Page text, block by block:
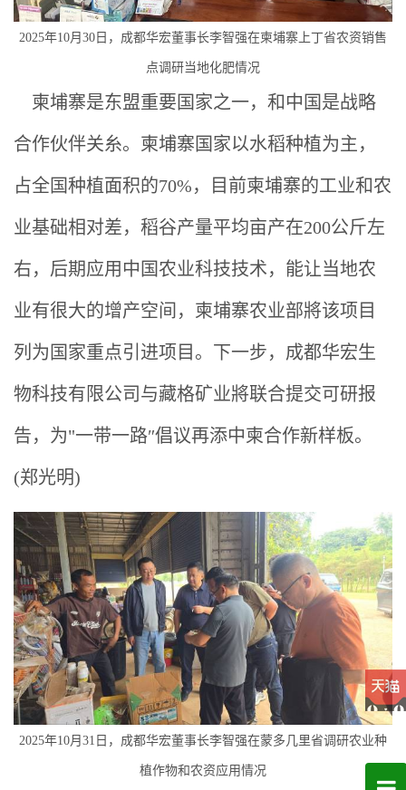
2025年10月30日，成都华宏董事长李智强在柬埔寨上丁省农资销售
点调研当地化肥情况
柬埔寨是东盟重要国家之一，和中国是战略
合作伙伴关糸。柬埔寨国家以水稻种植为主，
占全国种植面积的70%，目前柬埔寨的工业和农
业基础相对差，稻谷产量平均亩产在200公斤左
右，后期应用中国农业科技技术，能让当地农
业有很大的增产空间，柬埔寨农业部將该项目
列为国家重点引进项目。下一步，成都华宏生
物科技有限公司与藏格矿业將联合提交可研报
告，为"一带一路″倡议再添中柬合作新样板。
(郑光明)
2025年10月31日，成都华宏董事长李智强在蒙多几里省调研农业种
植作物和农资应用情况